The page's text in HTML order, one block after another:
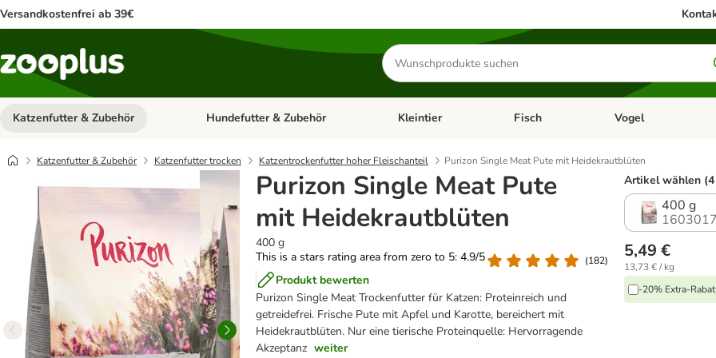
Versandkostenfrei ab 39€
Produkte
suchen
Katzenfutter & Zubehör Kategorie-Menü öffnen: Katzenfutter & Zubehör
Hundefutter & Zubehör Kategorie-Menü öffnen: Hundefutter & Zubehör
Kleintier Kategorie-Menü öffnen: Kleintier
Fisch Kategorie-Menü
Vogel
Katzenfutter & Zubehör Katzenfutter trocken Katzentrockenfutter hoher Fleischanteil Purizon Single Meat Pute mit Heidekrautblüten
Purizon Single Meat Pute
mit Heidekrautblüten
400 g
This is a stars rating area from zero to 5: 4.9/5
(182)
Produkt bewerten
Purizon Single Meat Trockenfutter für Katzen: Proteinreich und
getreidefrei. Frische Pute mit Apfel und Karotte, bereichert mit
Heidekrautblüten. Nur eine tierische Proteinquelle: Hervorragende
Akzeptanz weiter
Artikel wählen
400 g
5,49 €
13,73 € / kg
-20% Extra-